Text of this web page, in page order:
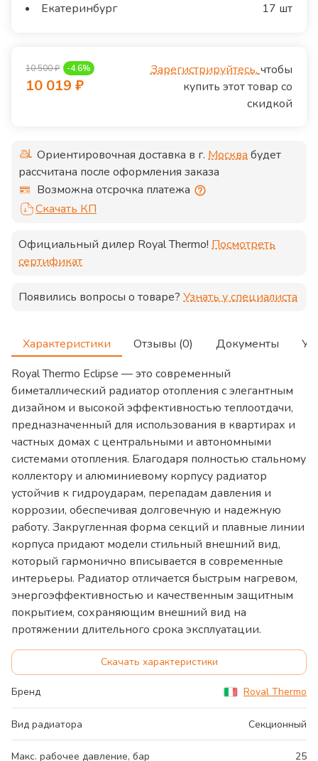
Екатеринбург
17 шт
10 500₽ -4.6%
10 019 ₽
Зарегистрируйтесь,чтобы
купить этот товар со
скидкой
Ориентировочная доставка в г. Москвабудет
рассчитана после оформления заказа
Возможна отсрочка платежа
Скачать КП
Официальный дилер Royal Thermo! Посмотреть
сертификат
Появились вопросы о товаре? Узнать у специалиста
Характеристики Отзывы (0) Документы
Royal Thermo Eclipse — это современный
биметаллический радиатор отопления с элегантным
дизайном и высокой эффективностью теплоотдачи,
предназначенный для использования в квартирах и
частных домах с центральными и автономными
системами отопления. Благодаря полностью стальному
коллектору и алюминиевому корпусу радиатор
устойчив к гидроударам, перепадам давления и
коррозии, обеспечивая долговечную и надежную
работу. Закругленная форма секций и плавные линии
корпуса придают модели стильный внешний вид,
который гармонично вписывается в современные
интерьеры. Радиатор отличается быстрым нагревом,
энергоэффективностью и качественным защитным
покрытием, сохраняющим внешний вид на
протяжении длительного срока эксплуатации.
Скачать характеристики
Бренд Royal Thermo
Вид радиатора Секционный
Макс. рабочее давление, бар 25